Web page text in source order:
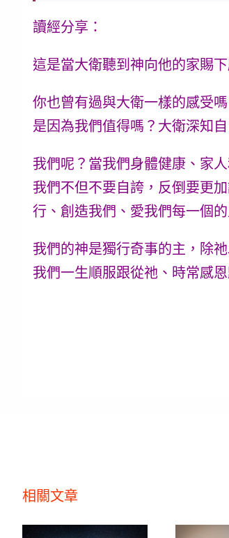
讀經分享：
這是當大衛聽到神向他的家賜
你也曾有過與大衛一樣的感受
是因為我們值得嗎？大衛深知
我們呢？當我們身體健康、家
我們不但不要自誇，反倒要更
行、創造我們、愛我們每一個的
我們的神是獨行奇事的主，除
我們一生順服跟從祂、時常感恩
相關文章